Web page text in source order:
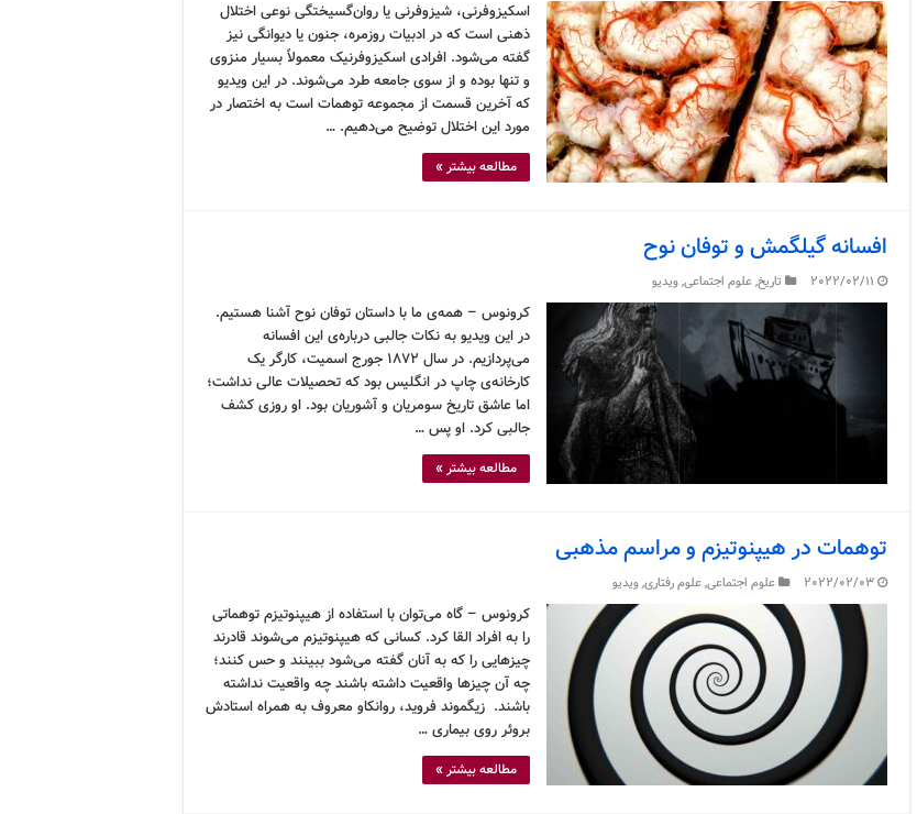
اسکیزوفرنی، شیزوفرنی یا روان‌گسیختگی نوعی اختلال
ذهنی است که در ادبیات روزمره، جنون یا دیوانگی نیز
گفته می‌شود. افرادی اسکیزوفرنیک معمولاً بسیار منزوی
و تنها بوده و از سوی جامعه طرد می‌شوند. در این ویدیو
که آخرین قسمت از مجموعه توهمات است به اختصار در
مورد این اختلال توضیح می‌دهیم. …
مطالعه بیشتر »
افسانه گیلگمش و توفان نوح
2022/02/11 تاریخ,علوم اجتماعی,ویدیو
کرونوس – همه‌ی ما با داستان توفان نوح آشنا هستیم.
در این ویدیو به نکات جالبی درباره‌ی این افسانه
می‌پردازیم. در سال ۱۸۷۲ جورج اسمیت، کارگر یک
کارخانه‌ی چاپ در انگلیس بود که تحصیلات عالی نداشت؛
اما عاشق تاریخ سومریان و آشوریان بود. او روزی کشف
جالبی کرد. او پس …
مطالعه بیشتر »
توهمات در هیپنوتیزم و مراسم مذهبی
2022/02/03 علوم اجتماعی,علوم رفتاری,ویدیو
کرونوس – گاه می‌توان با استفاده از هیپنوتیزم توهماتی
را به افراد القا کرد. کسانی که هیپنوتیزم می‌شوند قادرند
چیزهایی را که به آنان گفته می‌شود ببینند و حس کنند؛
چه آن چیزها واقعیت داشته باشند چه واقعیت نداشته
باشند. زیگموند فروید، روانکاو معروف به همراه استادش
بروئر روی بیماری …
مطالعه بیشتر »